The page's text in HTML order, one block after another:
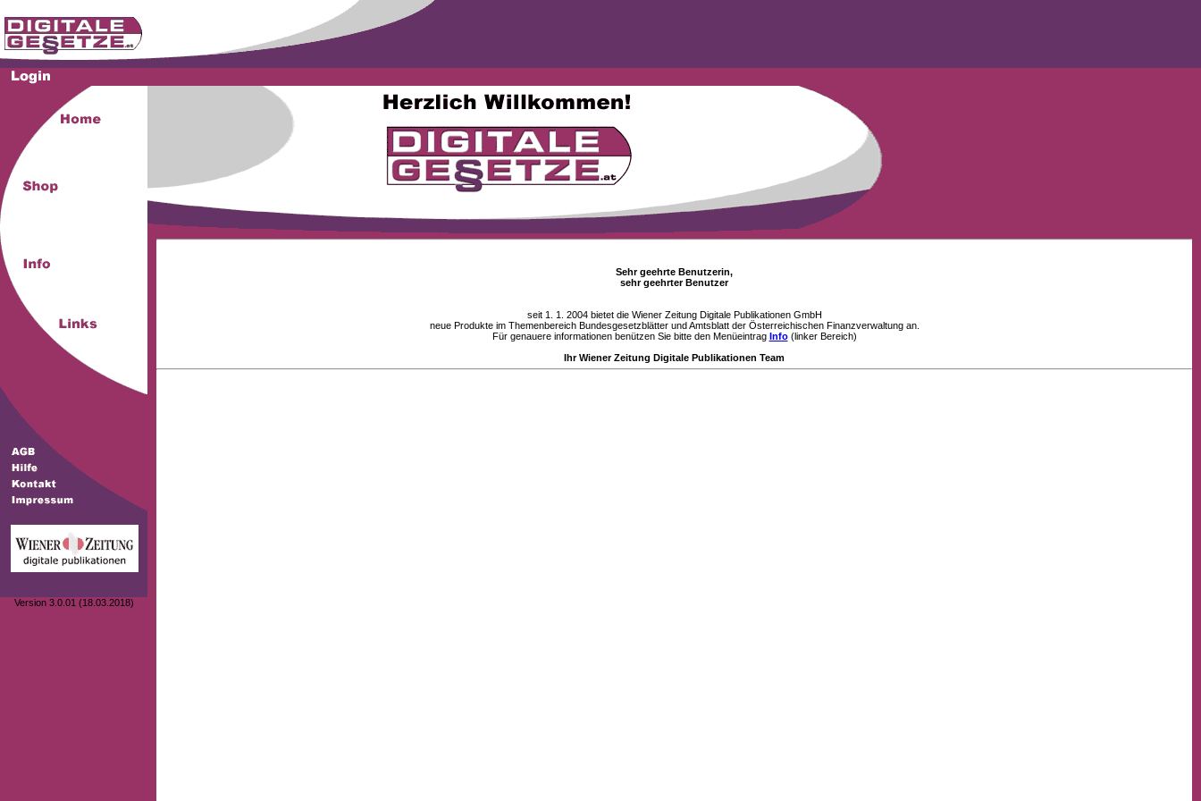
Version 3.0.01 (18.03.2018)
Sehr geehrte Benutzerin,
sehr geehrter Benutzer
seit 1. 1. 2004 bietet die Wiener Zeitung Digitale Publikationen GmbH
neue Produkte im Themenbereich Bundesgesetzblätter und Amtsblatt der Österreichischen Finanzverwaltung an.
Für genauere informationen benützen Sie bitte den Menüeintrag Info(linker Bereich)
Ihr Wiener Zeitung Digitale Publikationen Team